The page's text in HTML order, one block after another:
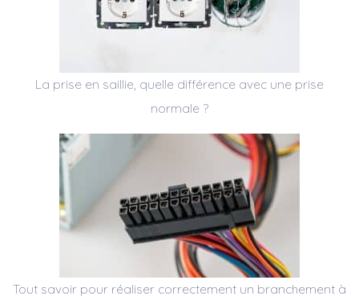
La prise en saillie, quelle différence avec une prise
normale ?
Tout savoir pour réaliser correctement un branchement à